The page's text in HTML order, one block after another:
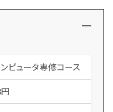
ピュータ専修コース
円